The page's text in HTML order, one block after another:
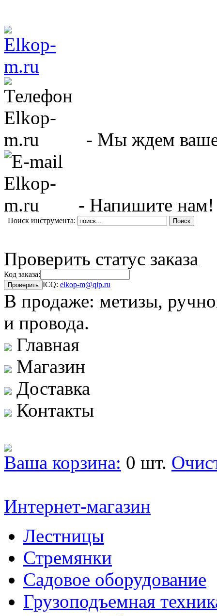
- Мы ждем
- Напишите нам!
Поиск инструмента:
Проверить статус заказа
Код заказа:
ICQ: elkop-m@qip.ru
В продаже: метизы,
и провода.
Главная
Магазин
Доставка
Контакты
Ваша корзина: 0 шт.
Интернет-магазин
Лестницы
Стремянки
Садовое оборудование
Грузоподъемная